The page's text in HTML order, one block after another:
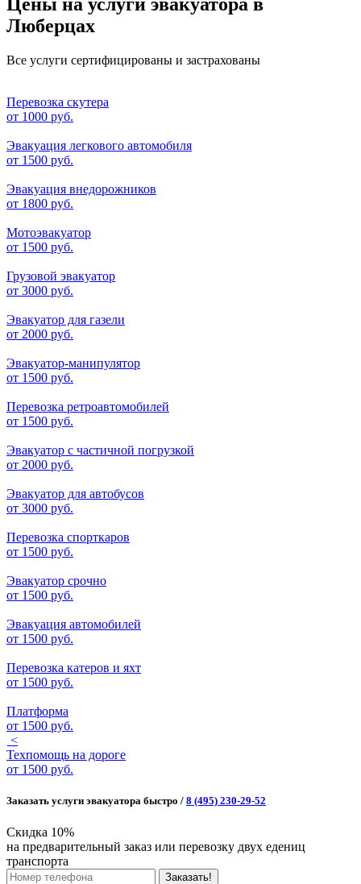
Люберцах
Все услуги сертифицированы и застрахованы
Перевозка скутера
от 1000 руб.
Эвакуация легкового автомобиля
от 1500 руб.
Эвакуация внедорожников
от 1800 руб.
Мотоэвакуатор
от 1500 руб.
Грузовой эвакуатор
от 3000 руб.
Эвакуатор для газели
от 2000 руб.
Эвакуатор-манипулятор
от 1500 руб.
Перевозка ретроавтомобилей
от 1500 руб.
Эвакуатор с частичной погрузкой
от 2000 руб.
Эвакуатор для автобусов
от 3000 руб.
Перевозка спорткаров
от 1500 руб.
Эвакуатор срочно
от 1500 руб.
Эвакуация автомобилей
от 1500 руб.
Перевозка катеров и яхт
от 1500 руб.
Платформа
от 1500 руб.
<
Техпомощь на дороге
от 1500 руб.
Заказать услуги эвакуатора быстро / 8 (495) 230-29-52
Скидка 10%
на предварительный заказ или перевозку двух едениц
транспорта
Заказать!